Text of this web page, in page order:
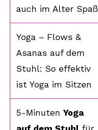
auch im Alter Spaß
Yoga – Flows &
Asanas auf dem
Stuhl: So effektiv
ist Yoga im Sitzen
5-Minuten Yoga